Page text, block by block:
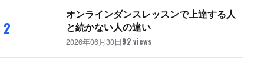
2
オンラインダンスレッスンで上達する人
と続かない人の違い
2026年06月30日92 views